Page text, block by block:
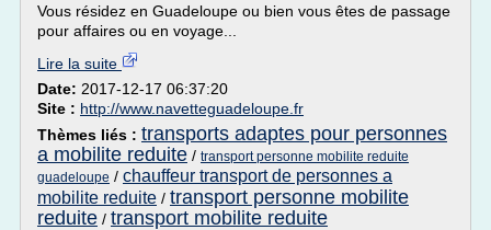
Vous résidez en Guadeloupe ou bien vous êtes de passage
pour affaires ou en voyage...
Lire la suite
Date: 2017-12-17 06:37:20
Site : http://www.navetteguadeloupe.fr
Thèmes liés : transports adaptes pour personnes
a mobilite reduite / transport personne mobilite reduite
guadeloupe / chauffeur transport de personnes a
mobilite reduite / transport personne mobilite
reduite / transport mobilite reduite